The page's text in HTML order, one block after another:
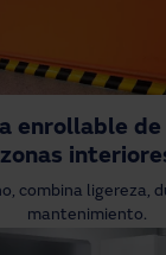
enrollable de
zonas
combina ligereza,
mantenimiento.